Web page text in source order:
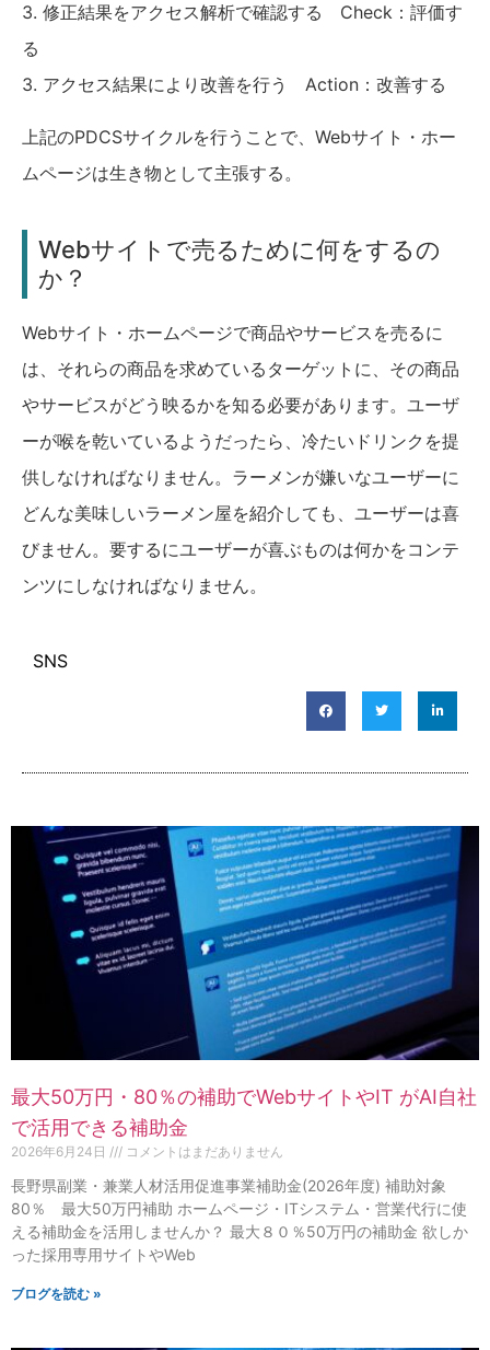
3. 修正結果をアクセス解析で確認する Check：評価す
る
3. アクセス結果により改善を行う Action：改善する
上記のPDCSサイクルを行うことで、Webサイト・ホー
ムページは生き物として主張する。
Webサイトで売るために何をするの
か？
Webサイト・ホームページで商品やサービスを売るに
は、それらの商品を求めているターゲットに、その商品
やサービスがどう映るかを知る必要があります。ユーザ
ーが喉を乾いているようだったら、冷たいドリンクを提
供しなければなりません。ラーメンが嫌いなユーザーに
どんな美味しいラーメン屋を紹介しても、ユーザーは喜
びません。要するにユーザーが喜ぶものは何かをコンテ
ンツにしなければなりません。
SNS
最大50万円・80％の補助でWebサイトやIT がAI自社
で活用できる補助金
2026年6月24日 コメントはまだありません
長野県副業・兼業人材活用促進事業補助金(2026年度) 補助対象
80％ 最大50万円補助 ホームページ・ITシステム・営業代行に使
える補助金を活用しませんか？ 最大８０％50万円の補助金 欲しか
った採用専用サイトやWeb
ブログを読む »